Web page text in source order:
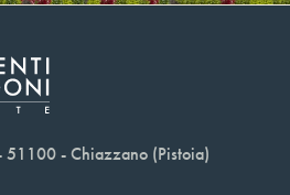
- Chiazzano (Pistoia)